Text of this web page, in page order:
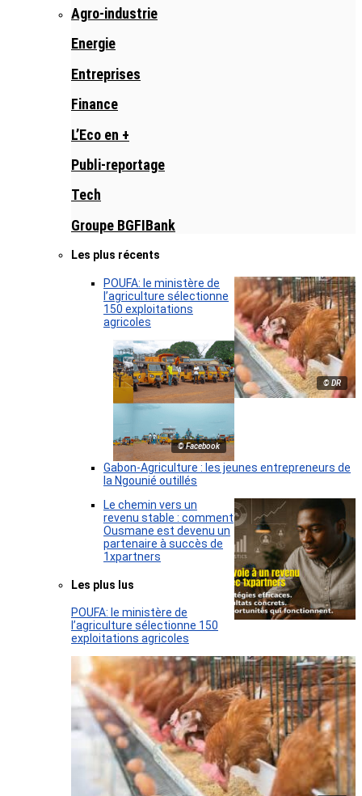
Agro-industrie
Energie
Entreprises
Finance
L’Eco en +
Publi-reportage
Tech
Groupe BGFIBank
Les plus récents
© DR
POUFA: le ministère de
l’agriculture sélectionne
150 exploitations
agricoles
© Facebook
Gabon-Agriculture : les jeunes entrepreneurs de
la Ngounié outillés
Le chemin vers un
revenu stable : comment
Ousmane est devenu un
partenaire à succès de
1xpartners
Les plus lus
POUFA: le ministère de
l’agriculture sélectionne 150
exploitations agricoles